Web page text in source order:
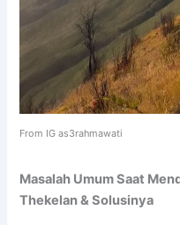
From IG as3rahmawati
Masalah Umum Saat
Thekelan & Solusinya